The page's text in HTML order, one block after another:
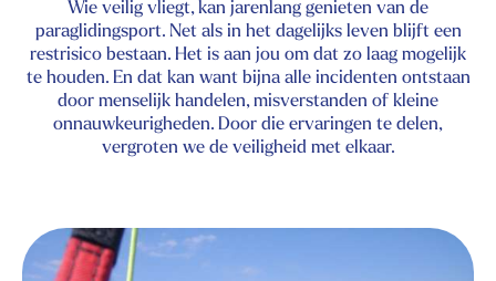
Wie veilig vliegt, kan jarenlang genieten van de
paraglidingsport. Net als in het dagelijks leven blijft een
restrisico bestaan. Het is aan jou om dat zo laag mogelijk
te houden. En dat kan want bijna alle incidenten ontstaan
door menselijk handelen, misverstanden of kleine
onnauwkeurigheden. Door die ervaringen te delen,
vergroten we de veiligheid met elkaar.